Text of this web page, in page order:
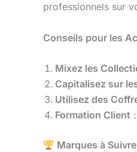
professionnels sur
Conseils pour les
Mixez les
Capitalisez sur
Utilisez des
Formation Client
Marques à Suivre